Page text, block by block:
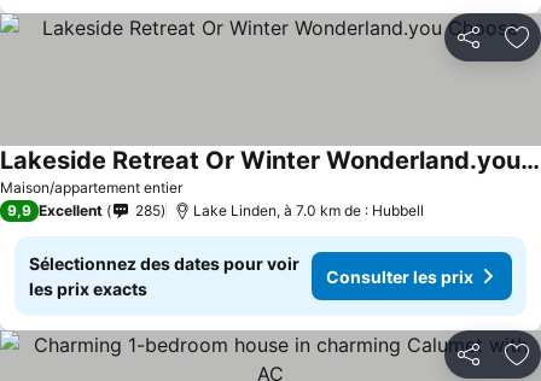
Partager
Maison/appartement entier
Lakeside Retreat Or Winter Wonderland.you Choose
9,9 Excellent 285 Lake Linden, à 7.0 km de : Hubbell
Sélectionnez des dates pour voir
les prix exacts
Consulter les prix
Partager